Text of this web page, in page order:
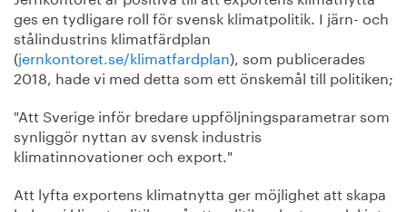
ges en tydligare roll för svensk klimatpolitik. I järn- och
stålindustrins klimatfärdplan
(jernkontoret.se/klimatfardplan), som publicerades
2018, hade vi med detta som ett önskemål till politiken;
"Att Sverige inför bredare uppföljningsparametrar som
synliggör nyttan av svensk industris
klimatinnovationer och export."
Att lyfta exportens klimatnytta ger möjlighet att skapa